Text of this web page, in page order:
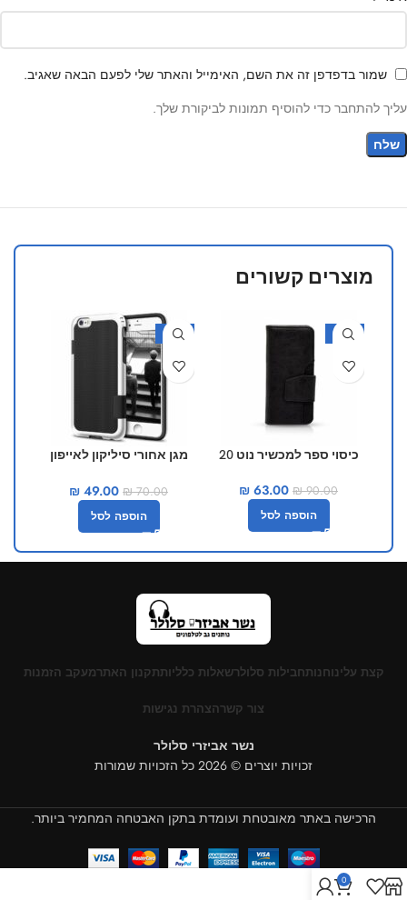
שמור בדפדפן זה את השם, האימייל והאתר שלי לפעם הבאה שאגיב.
עליך להתחבר כדי להוסיף תמונות לביקורת שלך.
מוצרים קשורים
-30%
כיסוי ספר למכשיר נוט 20
₪90.00
₪ 63.00
הוספה לסל
-30%
מגן אחורי סיליקון לאייפון
₪70.00
₪ 49.00
הוספה לסל
קצת עלינוחנותחבילות סלולרשאלות כלליותתקנון האתרמעקב הזמנות
צור קשרהצהרת נגישות
נשר אביזרי סלולר
זכויות יוצרים © 2026 כל הזכויות שמורות
הרכישה באתר מאובטחת ועומדת בתקן האבטחה המחמיר ביותר.
0